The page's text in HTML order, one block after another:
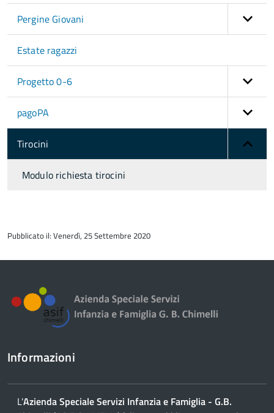
Pergine Giovani
Estate ragazzi
Progetto 0-6
pagoPA
Tirocini
Modulo richiesta tirocini
del
Pubblicato il: Venerdì, 25 Settembre 2020
Informazioni
L'Azienda Speciale Servizi Infanzia e Famiglia - G.B.